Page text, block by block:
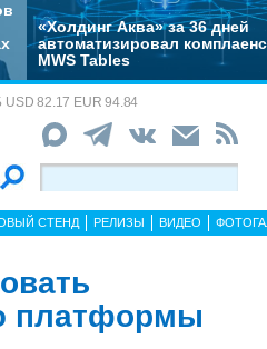
«Холдинг Аква» за 36 дней
автоматизировал
MWS Tables
USD 82.17 EUR 94.84
СТЕНД РЕЛИЗЫ ВИДЕО
платформы